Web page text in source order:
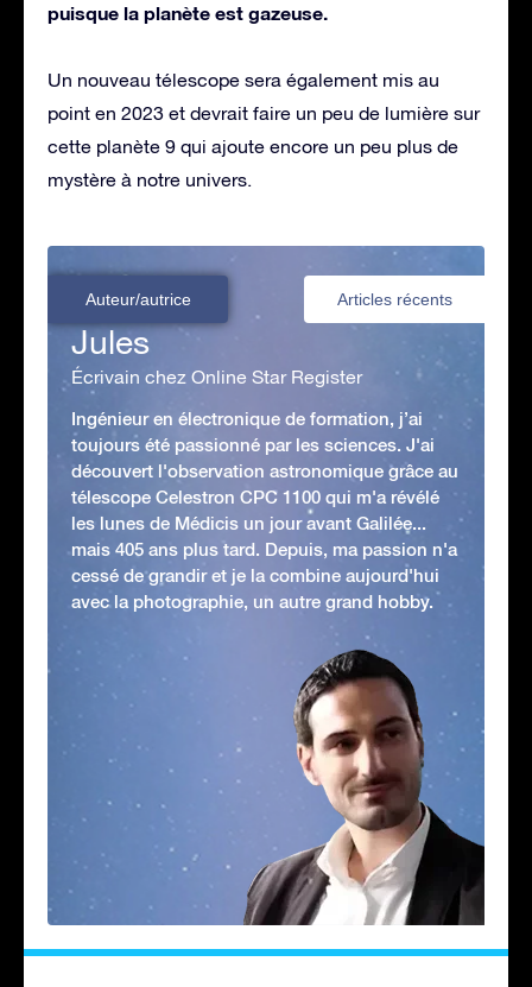
puisque la planète est gazeuse.
Un nouveau télescope sera également mis au
point en 2023 et devrait faire un peu de lumière sur
cette planète 9 qui ajoute encore un peu plus de
mystère à notre univers.
Auteur/autrice Articles récents
Jules
Écrivain chez Online Star Register
Ingénieur en électronique de formation, j’ai
toujours été passionné par les sciences. J'ai
découvert l'observation astronomique grâce au
télescope Celestron CPC 1100 qui m'a révélé
les lunes de Médicis un jour avant Galilée...
mais 405 ans plus tard. Depuis, ma passion n'a
cessé de grandir et je la combine aujourd'hui
avec la photographie, un autre grand hobby.